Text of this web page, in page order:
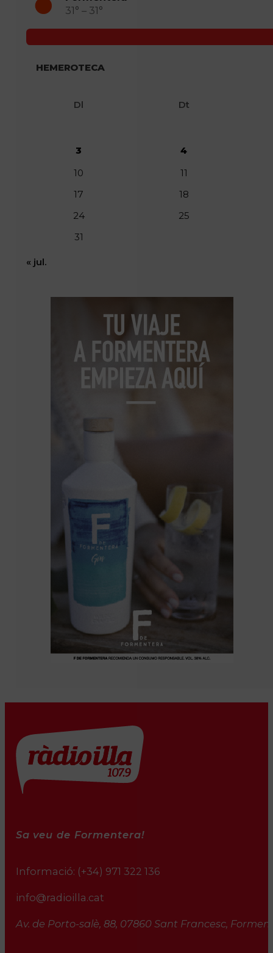
31° – 31°
HEMEROTECA
Dl Dt
3
4
10
11
17
18
24
25
31
« jul.
Sa veu de Formentera!
Informació: (+34) 971 322 136
info@radioilla.cat
Av. de Porto-salè, 88, 07860 Sant Francesc,